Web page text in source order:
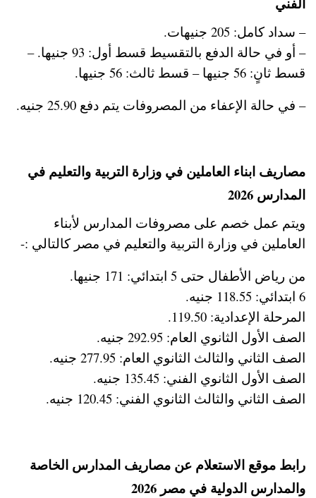
– سداد كامل: 205 جنيهات.
– أو في حالة الدفع بالتقسيط قسط أول: 93 جنيها. –
قسط ثانٍ: 56 جنيها – قسط ثالث: 56 جنيها.
– في حالة الإعفاء من المصروفات يتم دفع 25.90 جنيه.
مصاريف ابناء العاملين في وزارة التربية والتعليم في
المدارس 2026
ويتم عمل خصم على مصروفات المدارس لأبناء
العاملين في وزارة التربية والتعليم في مصر كالتالي :-
من رياض الأطفال حتى 5 ابتدائي: 171 جنيها.
6 ابتدائي: 118.55 جنيه.
المرحلة الإعدادية: 119.50.
الصف الأول الثانوي العام: 292.95 جنيه.
الصف الثاني والثالث الثانوي العام: 277.95 جنيه.
الصف الأول الثانوي الفني: 135.45 جنيه.
الصف الثاني والثالث الثانوي الفني: 120.45 جنيه.
رابط موقع الاستعلام عن مصاريف المدارس الخاصة
والمدارس الدولية في مصر 2026